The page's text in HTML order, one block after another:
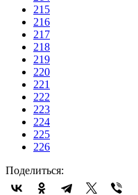
215
216
217
218
219
220
221
222
223
224
225
226
Поделиться: